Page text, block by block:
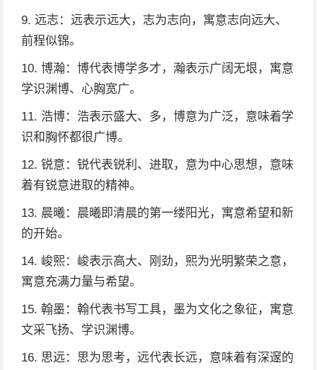
9. 远志：远表示远大，志为志向，寓意志向远大、
前程似锦。
10. 博瀚：博代表博学多才，瀚表示广阔无垠，寓意
学识渊博、心胸宽广。
11. 浩博：浩表示盛大、多，博意为广泛，意味着学
识和胸怀都很广博。
12. 锐意：锐代表锐利、进取，意为中心思想，意味
着有锐意进取的精神。
13. 晨曦：晨曦即清晨的第一缕阳光，寓意希望和新
的开始。
14. 峻熙：峻表示高大、刚劲，熙为光明繁荣之意，
寓意充满力量与希望。
15. 翰墨：翰代表书写工具，墨为文化之象征，寓意
文采飞扬、学识渊博。
16. 思远：思为思考，远代表长远，意味着有深邃的